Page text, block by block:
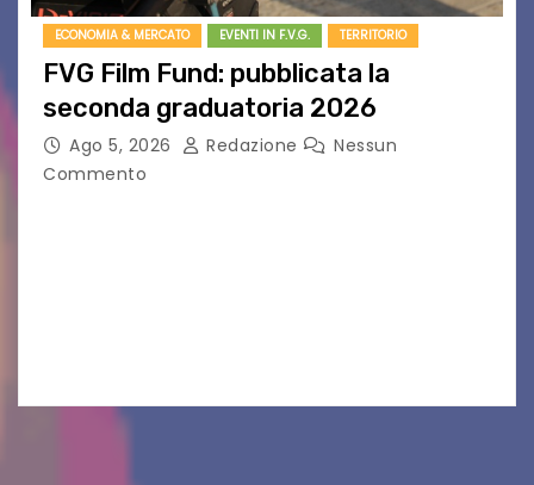
ECONOMIA & MERCATO EVENTI IN F.V.G. TERRITORIO
FVG Film Fund: pubblicata la
seconda graduatoria 2026
Ago 5, 2026 Redazione
Nessun
Commento